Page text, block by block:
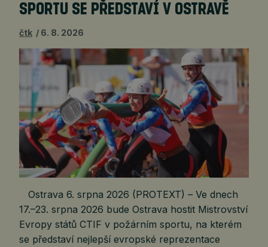
SPORTU SE PŘEDSTAVÍ V OSTRAVĚ
čtk 6. 8. 2026
Ostrava 6. srpna 2026 (PROTEXT) – Ve dnech
17.–23. srpna 2026 bude Ostrava hostit Mistrovství
Evropy států CTIF v požárním sportu, na kterém
se představí nejlepší evropské reprezentace